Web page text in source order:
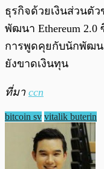
ธุรกิจด้วยเงินส่วนตัว
พัฒนา Ethereum
การพูดคุยกับนักพัฒน
ยังขาดเงินทุน
ที่มา ccn
bitcoin sv vitalik buterin